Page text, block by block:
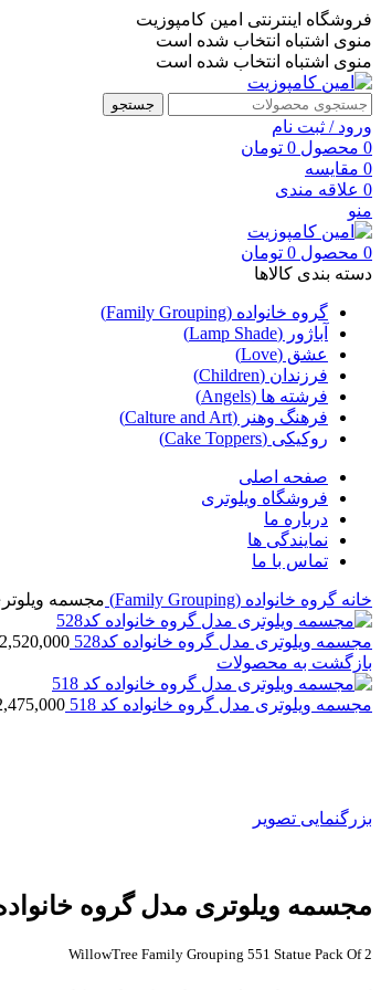
فروشگاه اینترنتی امین کامپوزیت
منوی اشتباه انتخاب شده است
منوی اشتباه انتخاب شده است
جستجو
ورود / ثبت نام
0 محصول 0 تومان
0 مقایسه
0 علاقه مندی
منو
0 محصول 0 تومان
دسته بندی کالاها
گروه خانواده (Family Grouping)
آباژور (Lamp Shade)
عشق (Love)
فرزندان (Children)
فرشته ها (Angels)
فرهنگ وهنر (Calture and Art)
روکیکی (Cake Toppers)
صفحه اصلی
فروشگاه ویلوتری
درباره ما
نمایندگی ها
تماس با ما
خانه گروه خانواده (Family Grouping) مجسمه
مجسمه ویلوتری مدل گروه خانواده کد528 2,520,000
بازگشت به محصولات
مجسمه ویلوتری مدل گروه خانواده کد 518
بزرگنمایی تصویر
مجسمه ویلوتری مدل گروه خانواده
WillowTree Family Grouping 551 Statue Pack Of 2